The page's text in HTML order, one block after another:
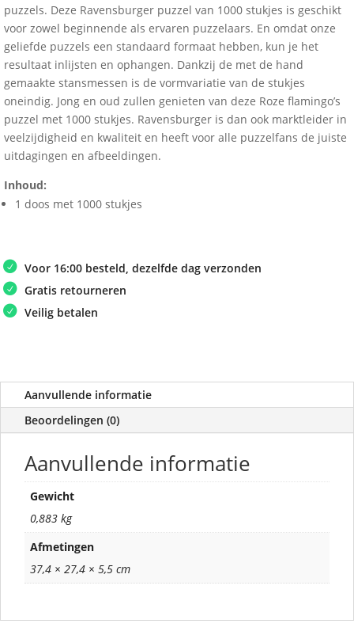
puzzels. Deze Ravensburger puzzel van 1000 stukjes is geschikt
voor zowel beginnende als ervaren puzzelaars. En omdat onze
geliefde puzzels een standaard formaat hebben, kun je het
resultaat inlijsten en ophangen. Dankzij de met de hand
gemaakte stansmessen is de vormvariatie van de stukjes
oneindig. Jong en oud zullen genieten van deze Roze flamingo’s
puzzel met 1000 stukjes. Ravensburger is dan ook marktleider in
veelzijdigheid en kwaliteit en heeft voor alle puzzelfans de juiste
uitdagingen en afbeeldingen.
Inhoud:
1 doos met 1000 stukjes
Voor 16:00 besteld, dezelfde dag verzonden
Gratis retourneren
Veilig betalen
Aanvullende informatie
Beoordelingen (0)
Aanvullende informatie
Gewicht
0,883 kg
Afmetingen
37,4 × 27,4 × 5,5 cm